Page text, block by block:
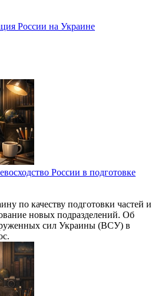
России на Украине
России в подготовке
по качеству подготовки частей и
новых подразделений. Об
сил Украины (ВСУ) в